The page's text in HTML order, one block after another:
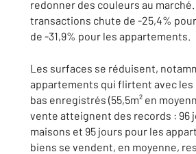
redonner des couleurs au
transactions chute de -25,4%
de -31,9% pour les appartements.
Les surfaces se réduisent,
appartements qui flirtent avec les
bas enregistrés (55,5m² en
vente atteignent des records : 96
maisons et 95 jours pour les
biens se vendent, en moyenne,